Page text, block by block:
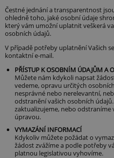
Čestné jednání a transparentnost
ohledně toho, jaké osobní údaje
který vám umožní uplatnit veškerá
osobních údajů.
V případě potřeby uplatnění Vašich
kontaktní e-mail.
PŘÍSTUP K OSOBNÍM ÚDAJŮM A
Můžete nám kdykoli napsat
vedeme, opravu určitých
nesprávné nebo nerelevantní,
odstranění vašich osobních
zaktualizujeme, nebo
úpravou.
VYMAZÁNÍ INFORMACÍ
Kdykoliv můžete požádat o
žádost zvážíme a podle potřeby
platnou legislativou vyhovíme.